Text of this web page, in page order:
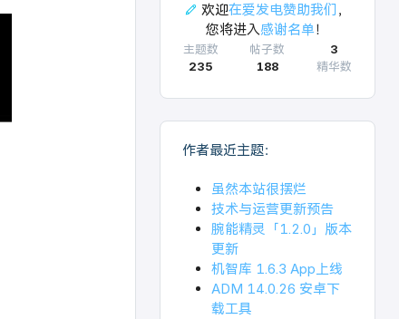
欢迎在爱发电赞助我们 ，
您将进入感谢名单！
主题数
235
帖子数
188
3
精华数
作者最近主题：
虽然本站很摆烂
技术与运营更新预告
腕能精灵「1.2.0」版本
更新
机智库 1.6.3 App上线
ADM 14.0.26 安卓下
载工具